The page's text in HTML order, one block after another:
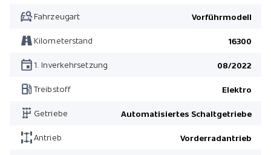
Fahrzeugart Vorführmodell
Kilometerstand 16300
1. Inverkehrsetzung 08/2022
Treibstoff Elektro
Getriebe Automatisiertes Schaltgetriebe
Antrieb Vorderradantrieb